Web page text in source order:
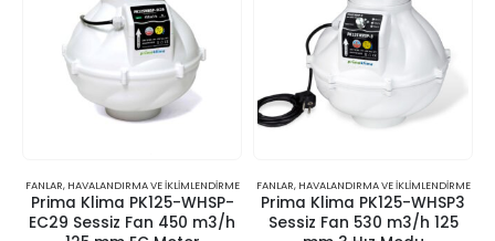
FANLAR, HAVALANDIRMA VE İKLIMLENDIRME
Prima Klima PK125-WHSP-
EC29 Sessiz Fan 450 m3/h
FANLAR, HAVALANDIRMA VE İKLIMLENDIRME
Prima Klima PK125-WHSP3
Sessiz Fan 530 m3/h 125